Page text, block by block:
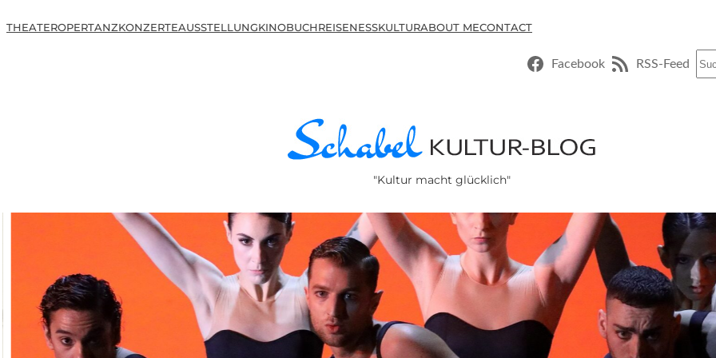
THEATEROPERTANZKONZERTEAUSSTELLUNGKINOBUCHREISENESSKULTURABOUT MECONTACT
Facebook RSS-Feed
"Kultur macht glücklich"